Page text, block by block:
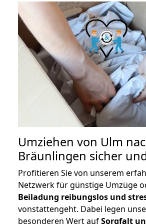
Umziehen von Ulm
Bräunlingen sicher
Profitieren Sie von unserem
Netzwerk für günstige Umzüge
Beiladung reibungslos und
vonstattengeht. Dabei legen
besonderen Wert aufSorgfalt